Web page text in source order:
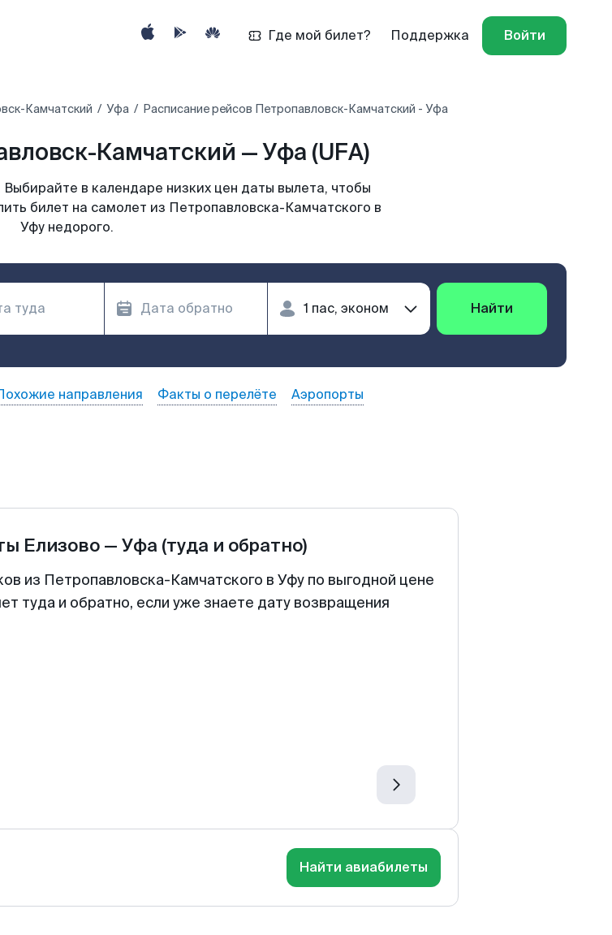
Где мой билет? Поддержка Войти
Камчатский Уфа Расписание рейсов Петропавловск-Камчатский - Уфа
Камчатский — Уфа (UFA)
в календаре низких цен даты вылета, чтобы
билет на самолет из Петропавловска-Камчатского в
Уфу недорого.
Найти
направления Факты о перелёте Аэропорты
Елизово— Уфа (туда и обратно)
из Петропавловска-Камчатского в Уфу по выгодной цене
туда и обратно, если уже знаете дату возвращения
Найти авиабилеты